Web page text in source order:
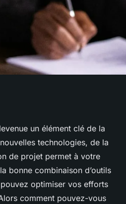
un élément clé de la
technologies, de la
de projet permet à votre
bonne combinaison d’outils
optimiser vos efforts
comment pouvez-vous